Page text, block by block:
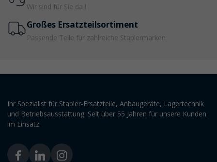
Wir sind für Sie da !
Großes Ersatzteilsortiment
Passende Teile für zahlreiche Staplermarken
Ihr Spezialist für Stapler-Ersatzteile, Anbaugeräte, Lagertechnik
und Betriebsausstattung. Selt über 55 Jahren für unsere Kunden
im Einsatz.